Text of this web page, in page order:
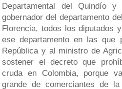
Departamental del Quindío
gobernador del departamento
Florencia, todos los diputados
ese departamento en las que
República y al ministro de
sostener el decreto que
cruda en Colombia, porque
grande de comerciantes de